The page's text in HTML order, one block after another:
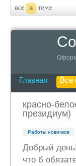
Главная Все
красно-
президиум)
Работы новичков
Добрый
что б